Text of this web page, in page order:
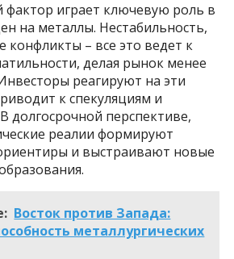
фактор играет ключевую роль в
на металлы. Нестабильность,
конфликты – все это ведет к
делая рынок менее
реагируют на эти
к спекуляциям и
долгосрочной перспективе,
реалии формируют
и выстраивают новые
Восток против Запада:
металлургических